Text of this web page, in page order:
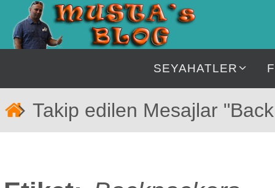
İçeriğe
geç
SEYAHATLER
Takip edilen Mesajlar